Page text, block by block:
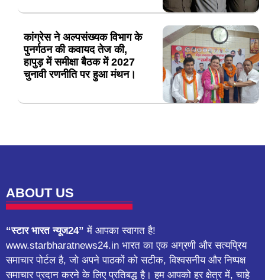
कांग्रेस ने अल्पसंख्यक विभाग के
पुनर्गठन की कवायद तेज की,
हापुड़ में समीक्षा बैठक में 2027
चुनावी रणनीति पर हुआ मंथन।
ABOUT US
“स्टार भारत न्यूज24” में आपका स्वागत है!
www.starbharatnews24.in भारत का एक अग्रणी और सत्यप्रिय
समाचार पोर्टल है, जो अपने पाठकों को सटीक, विश्वसनीय और निष्पक्ष
समाचार प्रदान करने के लिए प्रतिबद्ध है। हम आपको हर क्षेत्र में, चाहे